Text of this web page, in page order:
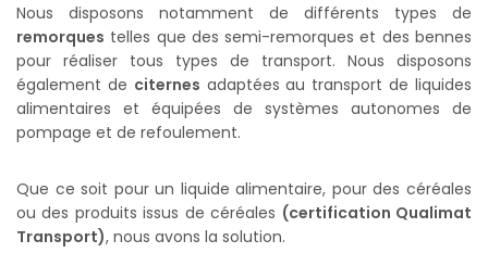
Nous disposons notamment de différents types de
remorques telles que des semi-remorques et des bennes
pour réaliser tous types de transport. Nous disposons
également de citernes adaptées au transport de liquides
alimentaires et équipées de systèmes autonomes de
pompage et de refoulement.
Que ce soit pour un liquide alimentaire, pour des céréales
ou des produits issus de céréales (certification Qualimat
Transport), nous avons la solution.